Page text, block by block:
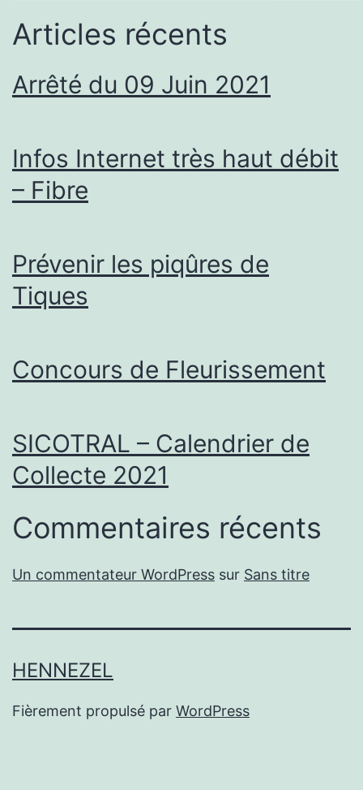
Articles récents
Arrêté du 09 Juin 2021
Infos Internet très haut débit
– Fibre
Prévenir les piqûres de
Tiques
Concours de Fleurissement
SICOTRAL – Calendrier de
Collecte 2021
Commentaires récents
Un commentateur WordPress sur Sans titre
HENNEZEL
Fièrement propulsé par WordPress